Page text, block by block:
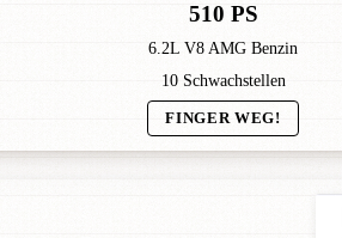
510 PS
6.2L V8 AMG Benzin
10 Schwachstellen
FINGER WEG!